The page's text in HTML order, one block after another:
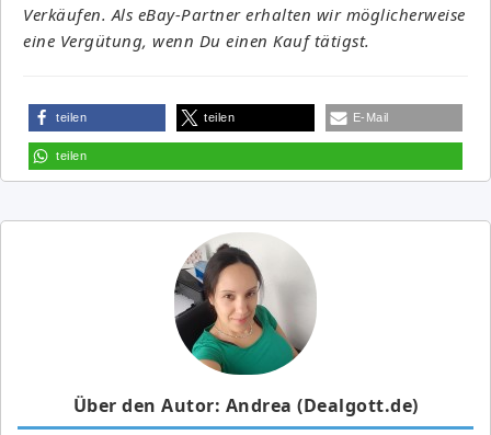
Verkäufen. Als eBay-Partner erhalten wir möglicherweise
eine Vergütung, wenn Du einen Kauf tätigst.
teilen teilen E-Mail
teilen
Über den Autor: Andrea (Dealgott.de)